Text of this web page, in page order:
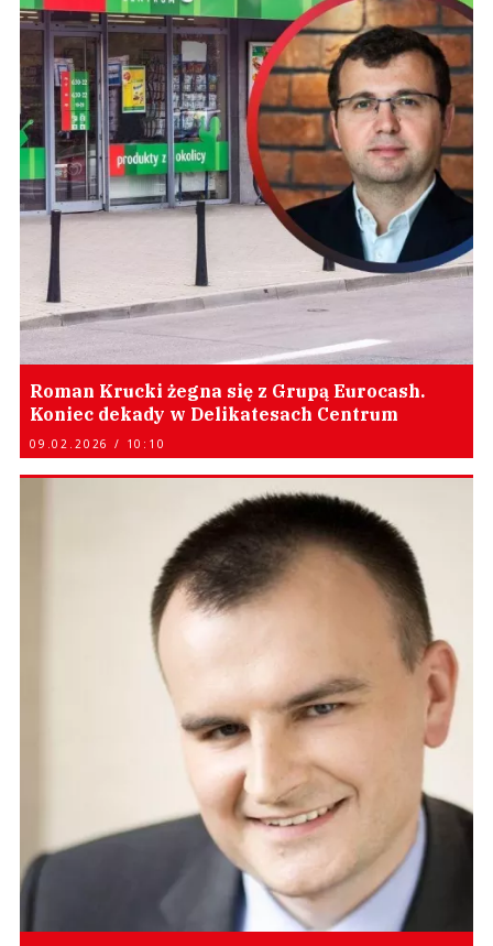
Roman Krucki żegna się z Grupą Eurocash.
Koniec dekady w Delikatesach Centrum
09.02.2026 / 10:10